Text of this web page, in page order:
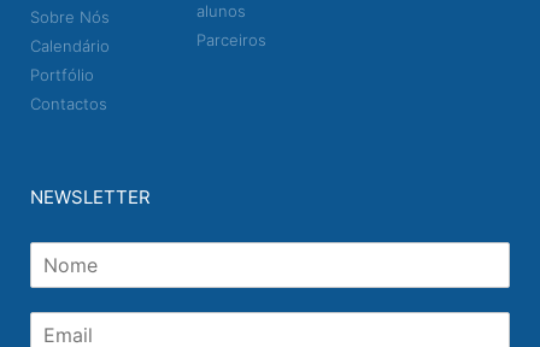
Sobre Nós
Calendário
Portfólio
Contactos
alunos
Parceiros
NEWSLETTER